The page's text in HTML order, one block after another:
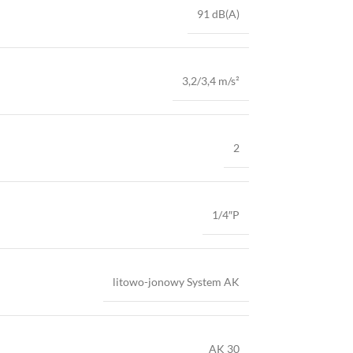
91 dB(A)
3,2/3,4 m/s²
2
1/4″P
litowo-jonowy System AK
AK 30